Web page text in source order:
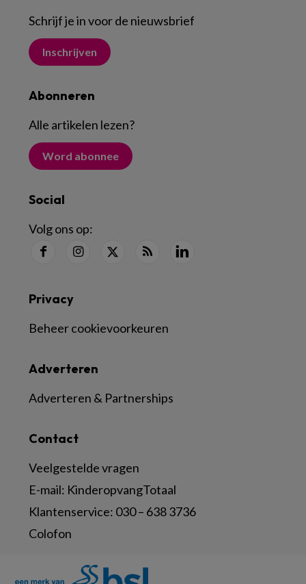
Schrijf je in voor de nieuwsbrief
Inschrijven
Abonneren
Alle artikelen lezen?
Word abonnee
Social
Volg ons op:
Contact
Veelgestelde vragen
E-mail: KinderopvangTotaal
Klantenservice: 030 – 638 3736
Colofon
Adverteren
Adverteren & Partnerships
Privacy
Beheer cookievoorkeuren